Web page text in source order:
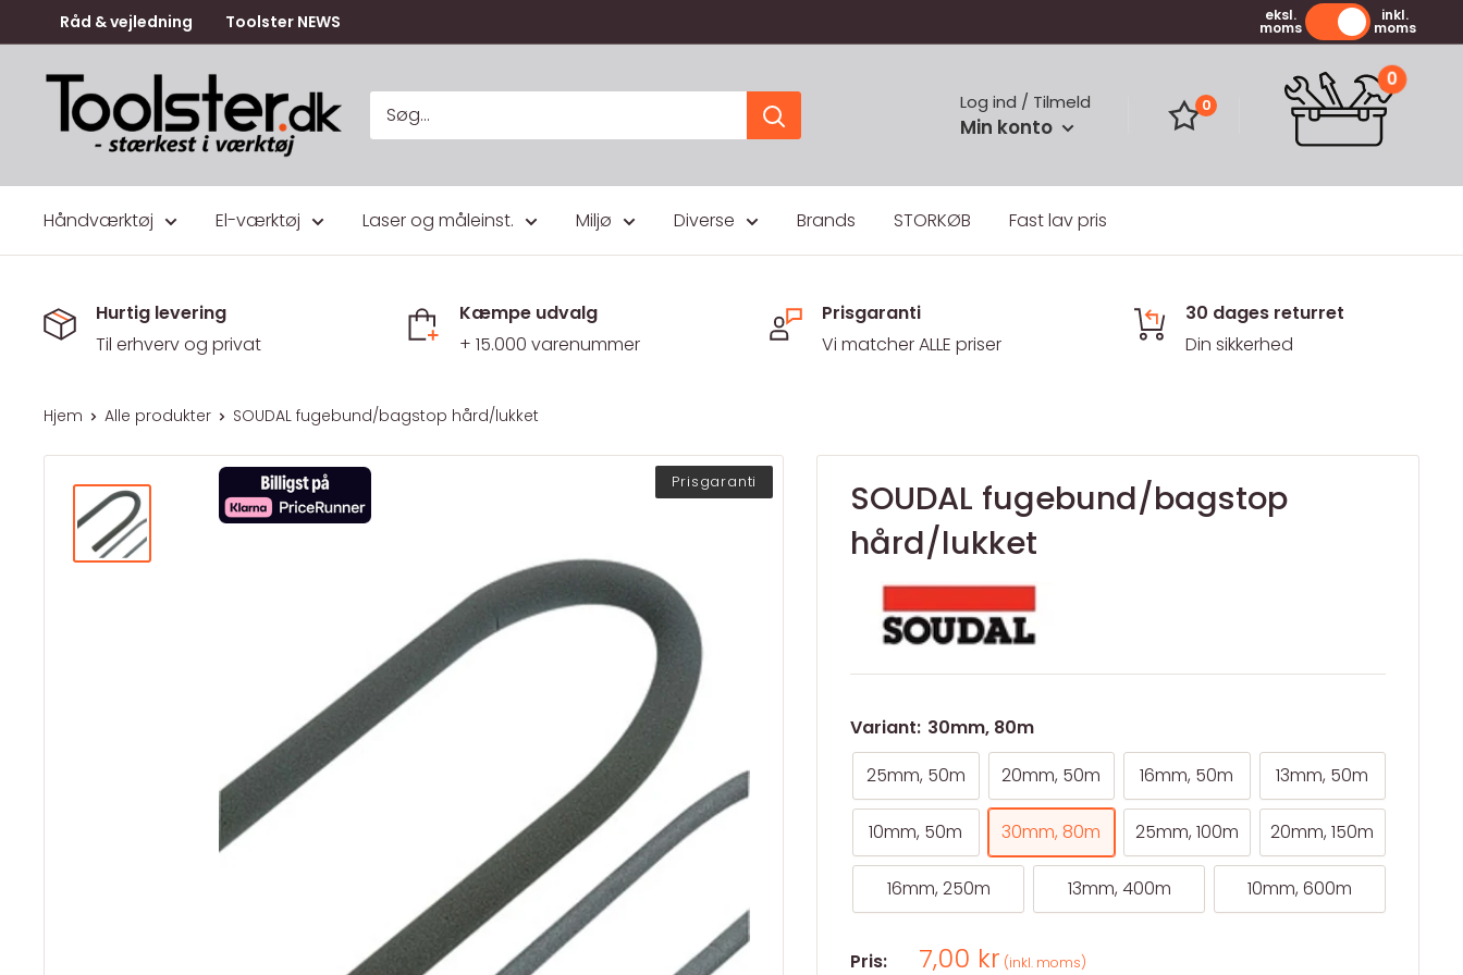
til
indhold
Råd & vejledning Toolster NEWS eksl.
moms
inkl.
moms
Toolster.dk
Log ind / Tilmeld
Min konto
0
0
Håndværktøj El-værktøj Laser og måleinst. Miljø Diverse Brands STORKØB Fast lav pris
Hurtig levering
Til erhverv og privat
Kæmpe udvalg
+ 15.000 varenummer
Prisgaranti
Vi matcher ALLE priser
30 dages returret
Din sikkerhed
Hjem Alle produkter SOUDAL fugebund/bagstop hård/lukket
Prisgaranti
SOUDAL fugebund/bagstop
hård/lukket
Variant: 30mm, 80m
30mm, 80m 25mm, 100m
25mm, 50m
20mm, 150m
20mm, 50m
16mm, 250m
16mm, 50m
13mm, 400m
13mm, 50m
10mm, 600m
10mm, 50m
Pris: Salgspris
7,00 kr (inkl. moms)